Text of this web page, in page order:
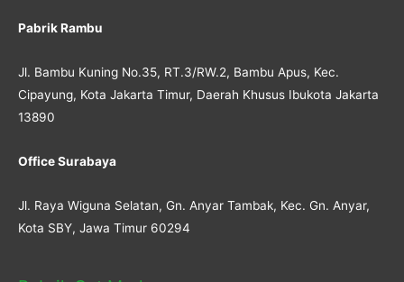
Pabrik Rambu
Jl. Bambu Kuning No.35, RT.3/RW.2, Bambu Apus, Kec.
Cipayung, Kota Jakarta Timur, Daerah Khusus Ibukota Jakarta
13890
Office Surabaya
Jl. Raya Wiguna Selatan, Gn. Anyar Tambak, Kec. Gn. Anyar,
Kota SBY, Jawa Timur 60294